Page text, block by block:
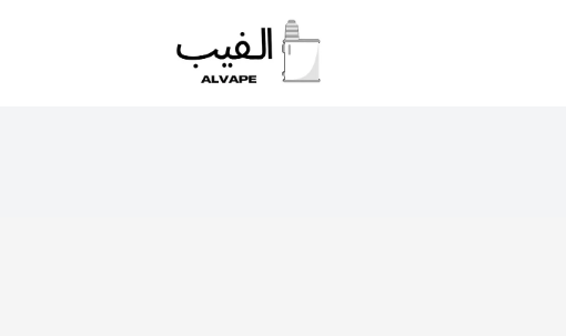
الفيب || VAPE